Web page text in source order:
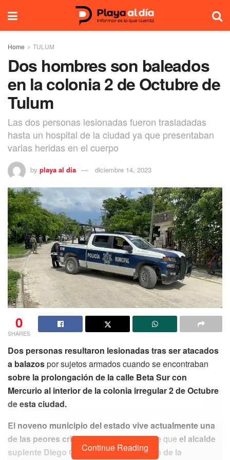
Home TULUM
Dos hombres son baleados
en la colonia 2 de Octubre de
Tulum
Las dos personas lesionadas fueron trasladadas
hasta un hospital de la ciudad ya que presentaban
varias heridas en el cuerpo
by playa al dia diciembre 14, 2023
0
SHARES
Dos personas resultaron lesionadas tras ser atacados
a balazospor sujetos armados cuando se encontraban
sobre la prolongación de la calle Beta Sur con
Mercurio al interior de la colonia irregular 2 de Octubre
de esta ciudad.
El noveno municipio del estado vive actualmente una
de las peores crisis de seguridaddesde que el alcalde
suplente Diego Castañón se hizo cargo de la
Continue Reading